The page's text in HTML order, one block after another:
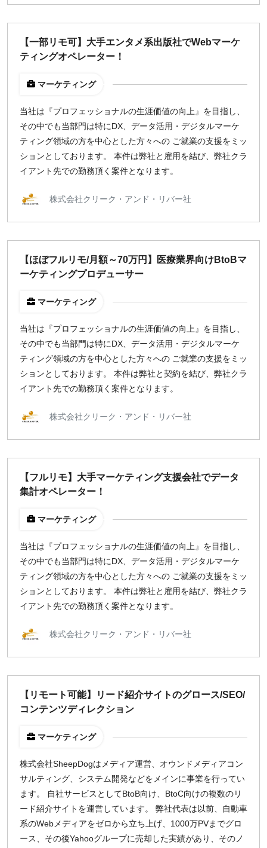
【一部リモ可】大手エンタメ系出版社でWebマーケ
ティングオペレーター！
マーケティング
当社は『プロフェッショナルの生涯価値の向上』を目指し、
その中でも当部門は特にDX、データ活用・デジタルマーケ
ティング領域の方を中心とした方々への ご就業の支援をミッ
ションとしております。 本件は弊社と雇用を結び、弊社クラ
イアント先での勤務頂く案件となります。
株式会社クリーク・アンド・リバー社
【ほぼフルリモ/月額～70万円】医療業界向けBtoBマ
ーケティングプロデューサー
マーケティング
当社は『プロフェッショナルの生涯価値の向上』を目指し、
その中でも当部門は特にDX、データ活用・デジタルマーケ
ティング領域の方を中心とした方々への ご就業の支援をミッ
ションとしております。 本件は弊社と契約を結び、弊社クラ
イアント先での勤務頂く案件となります。
株式会社クリーク・アンド・リバー社
【フルリモ】大手マーケティング支援会社でデータ
集計オペレーター！
マーケティング
当社は『プロフェッショナルの生涯価値の向上』を目指し、
その中でも当部門は特にDX、データ活用・デジタルマーケ
ティング領域の方を中心とした方々への ご就業の支援をミッ
ションとしております。 本件は弊社と雇用を結び、弊社クラ
イアント先での勤務頂く案件となります。
株式会社クリーク・アンド・リバー社
【リモート可能】リード紹介サイトのグロース/SEO/
コンテンツディレクション
マーケティング
株式会社SheepDogはメディア運営、オウンドメディアコン
サルティング、システム開発などをメインに事業を行ってい
ます。 自社サービスとしてBtoB向け、BtoC向けの複数のリ
ード紹介サイトを運営しています。 弊社代表は以前、自動車
系のWebメディアをゼロから立ち上げ、1000万PVまでグロ
ース、その後Yahooグループに売却した実績があり、そのノ